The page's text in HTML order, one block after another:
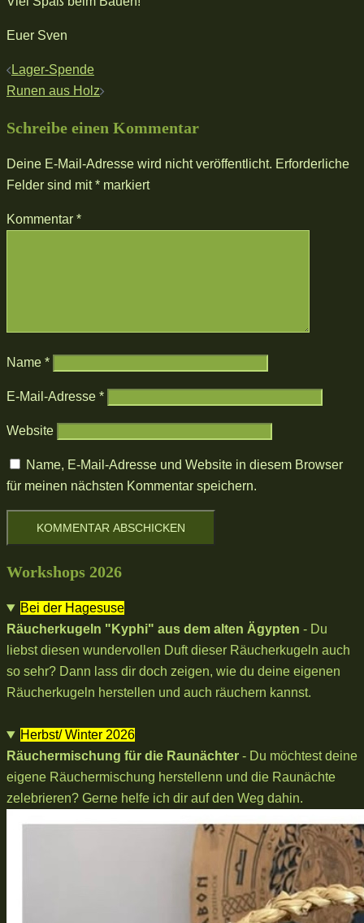
Euer Sven
Beitragsnavigation
Lager-Spende
Runen aus Holz
Schreibe einen Kommentar
Deine E-Mail-Adresse wird nicht veröffentlicht. Erforderliche
Felder sind mit* markiert
Kommentar *
Name *
E-Mail-Adresse *
Website
Name, E-Mail-Adresse und Website in diesem Browser
für meinen nächsten Kommentar speichern.
Workshops 2026
Bei der Hagesuse
Räucherkugeln "Kyphi" aus dem alten Ägypten - Du
liebst diesen wundervollen Duft dieser Räucherkugeln auch
so sehr? Dann lass dir doch zeigen, wie du deine eigenen
Räucherkugeln herstellen und auch räuchern kannst.
Herbst/ Winter 2026
Räuchermischung für die Raunächter - Du möchtest deine
eigene Räuchermischung herstellenn und die Raunächte
zelebrieren? Gerne helfe ich dir auf den Weg dahin.